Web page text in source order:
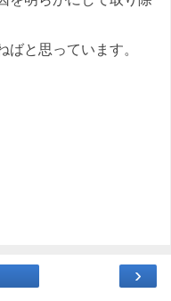
ばと思っています。
›